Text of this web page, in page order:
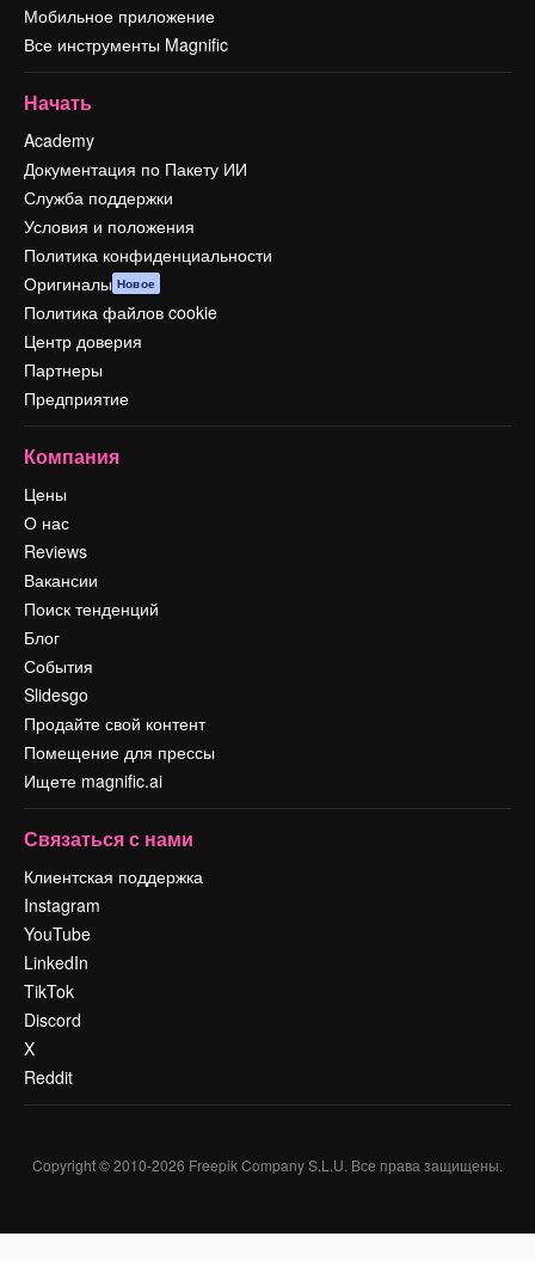
Мобильное приложение
Все инструменты Magnific
Начать
Academy
Документация по Пакету ИИ
Служба поддержки
Условия и положения
Политика конфиденциальности
Оригиналы Новое
Политика файлов cookie
Центр доверия
Партнеры
Предприятие
Компания
Цены
О нас
Reviews
Вакансии
Поиск тенденций
Блог
События
Slidesgo
Продайте свой контент
Помещение для прессы
Ищете magnific.ai
Связаться с нами
Клиентская поддержка
Instagram
YouTube
LinkedIn
TikTok
Discord
X
Reddit
Copyright © 2010-2026 Freepik Company S.L.U. Все права защищены.